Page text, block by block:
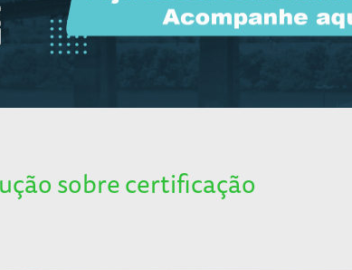
sobre certificação